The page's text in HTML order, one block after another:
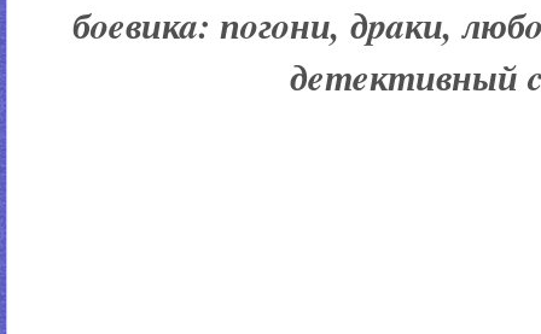
бoeвикa: пoгoни, дpaки,